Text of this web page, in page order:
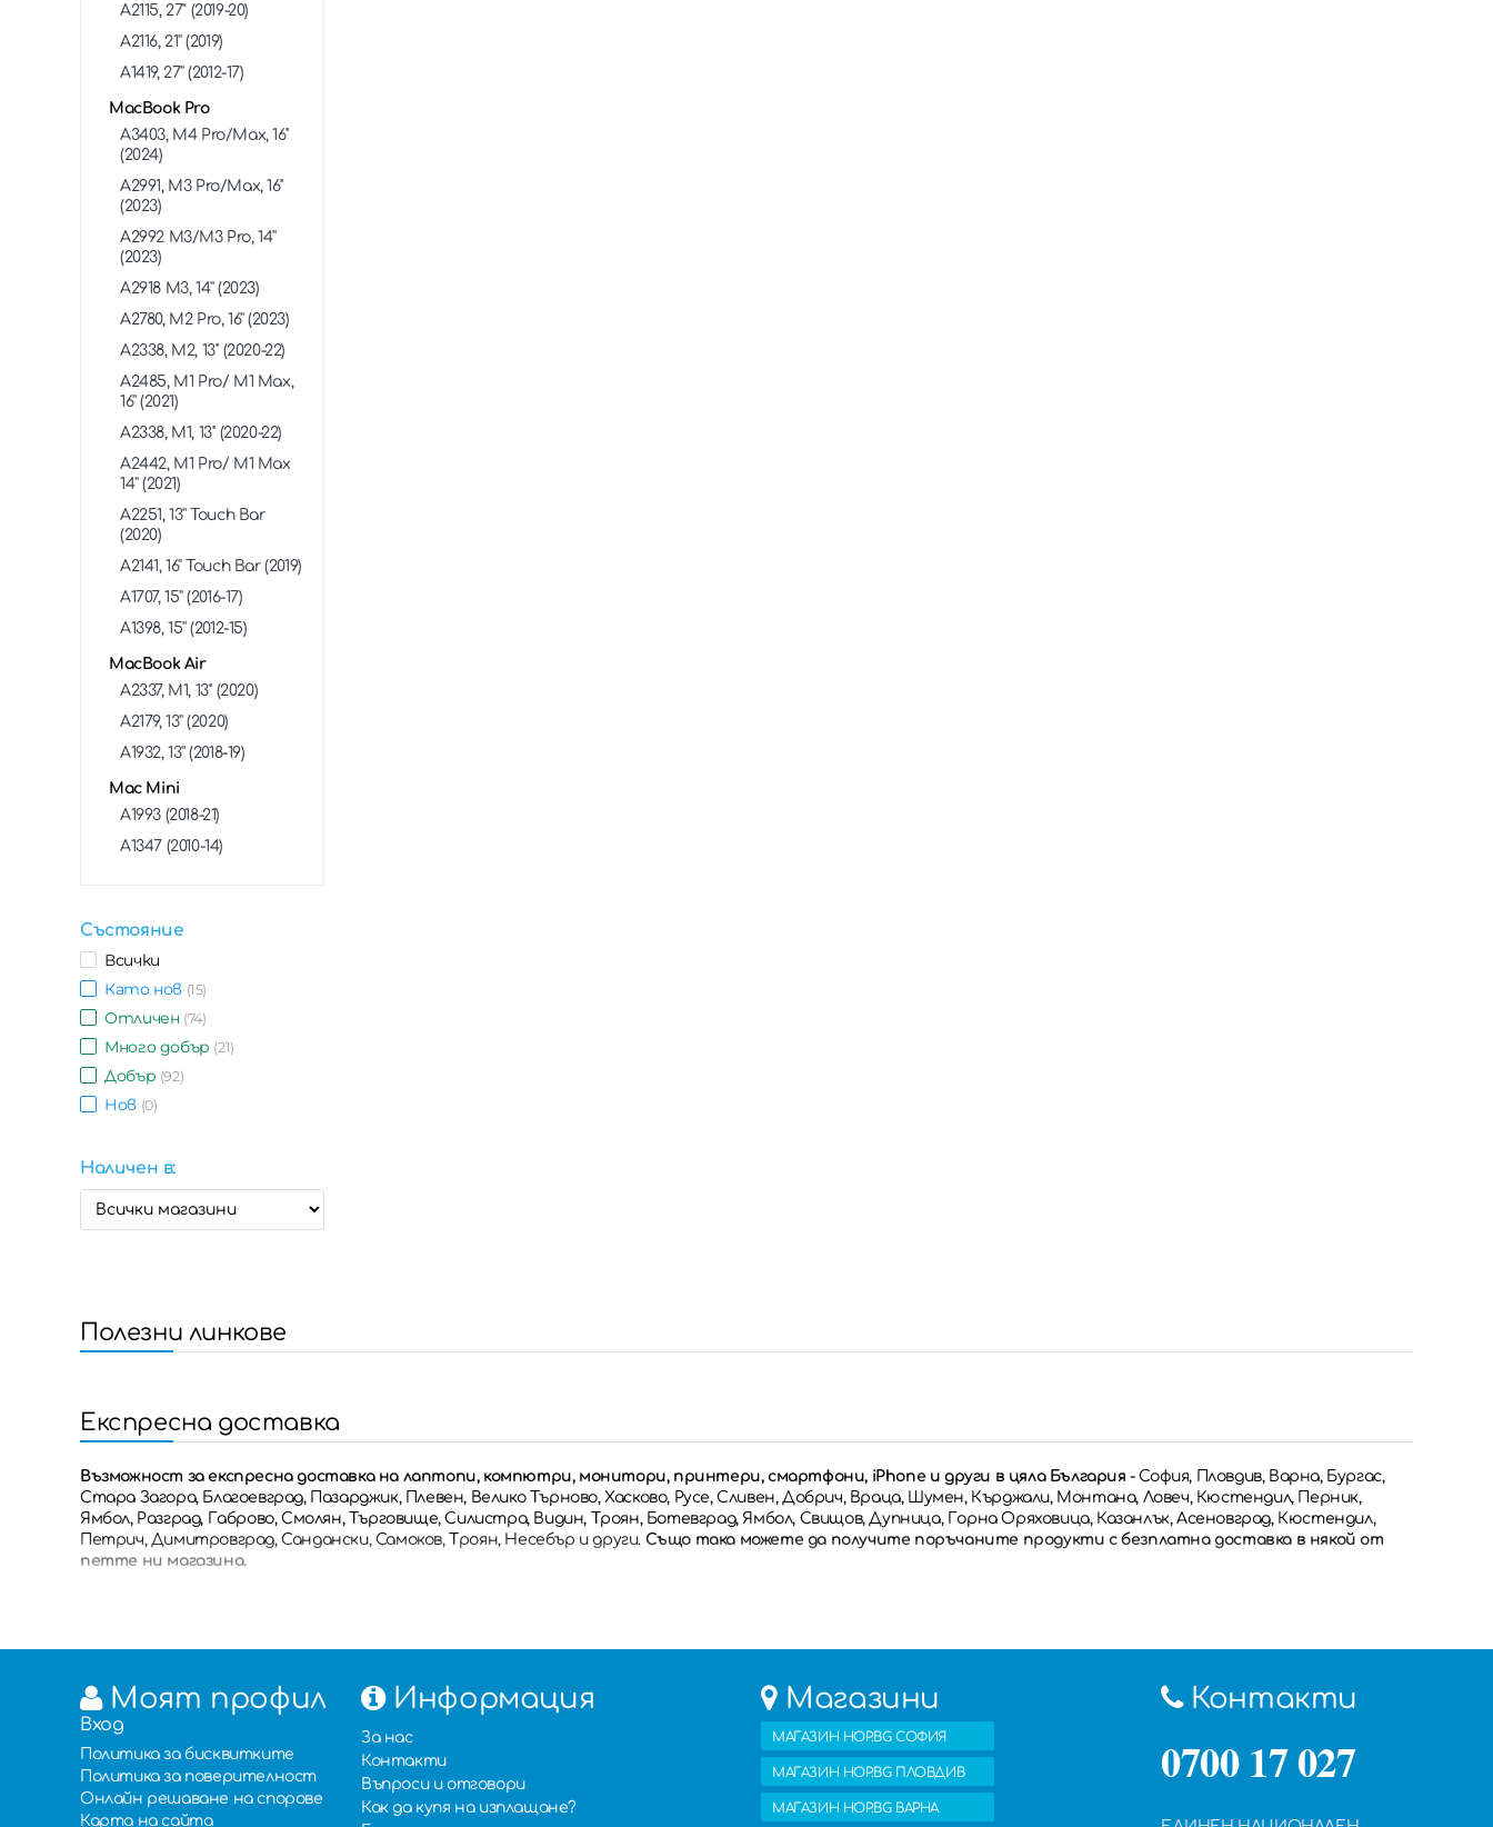
A2115, 27" (2019-20)
A2116, 21'' (2019)
A1419, 27'' (2012-17)
MacBook Pro
A3403, M4 Pro/Max, 16''
(2024)
A2991, M3 Pro/Max, 16''
(2023)
A2992 M3/М3 Pro, 14''
(2023)
A2918 M3, 14'' (2023)
A2780, M2 Pro, 16'' (2023)
A2338, M2, 13'' (2020-22)
А2485, М1 Pro/ M1 Max,
16'' (2021)
A2338, M1, 13'' (2020-22)
A2442, M1 Pro/ M1 Max
14'' (2021)
A2251, 13'' Touch Bar
(2020)
A2141, 16'' Touch Bar (2019)
A1707, 15'' (2016-17)
A1398, 15'' (2012-15)
MacBook Air
A2337, M1, 13'' (2020)
A2179, 13'' (2020)
A1932, 13'' (2018-19)
Mac Mini
A1993 (2018-21)
A1347 (2010-14)
Състояние
Всички
Като нов (15)
Отличен (74)
Много добър (21)
Добър (92)
Нов (0)
Наличен в:
Полезни линкове
Експресна доставка
Възможност за експресна доставка на лаптопи, компютри, монитори, принтери, смартфони, iPhone и други в цяла България - София, Пловдив, Варна, Бургас,
Стара Загора, Благоевград, Пазарджик, Плевен, Велико Търново, Хасково, Русе, Сливен, Добрич, Враца, Шумен, Кърджали, Монтана, Ловеч, Кюстендил, Перник,
Ямбол, Разград, Габрово, Смолян, Търговище, Силистра, Видин, Троян, Ботевград, Ямбол, Свищов, Дупница, Горна Оряховица, Казанлък, Асеновград, Кюстендил,
Петрич, Димитровград, Сандански, Самоков, Троян, Несебър и други. Също така можете да получите поръчаните продукти с безплатна доставка в някой от
петте ни магазина.
Моят профил
Вход
Политика за бисквитките
Политика за поверителност
Онлайн решаване на спорове
Карта на сайта
Информация
За нас
Контакти
Въпроси и отговори
Как да купя на изплащане?
Магазини
МАГАЗИН HOP.BG СОФИЯ
МАГАЗИН HOP.BG ПЛОВДИВ
МАГАЗИН HOP.BG ВАРНА
Контакти
0700 17 027